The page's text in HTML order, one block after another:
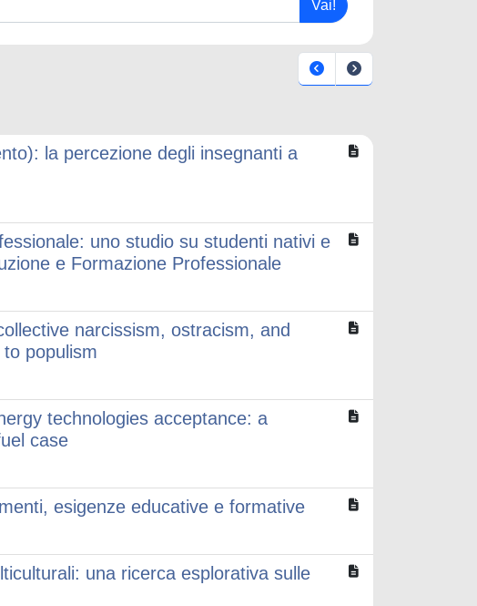
la percezione degli insegnanti a
uno studio su studenti nativi e
e Formazione Professionale
narcissism, ostracism, and
populism
technologies acceptance: a
case
esigenze educative e formative
una ricerca esplorativa sulle